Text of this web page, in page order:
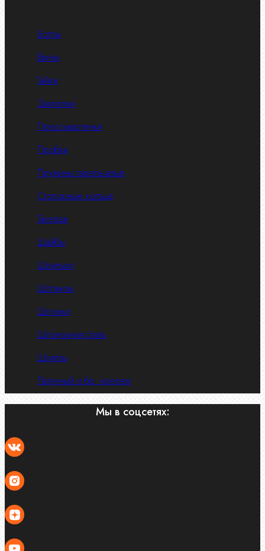
Болты
Винты
Гайки
Заклепки
Пресс-масленки
Пробки
Пружины тарельчатые
Стопорные кольца
Такелаж
Шайбы
Шпильки
Шплинты
Шпонки
Шпоночная сталь
Штифты
Латунный и бр. крепеж
Мы в соцсетях: